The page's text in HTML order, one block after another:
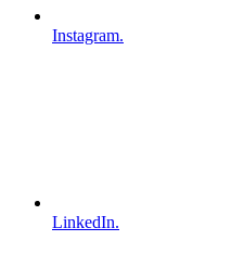
Instagram.
LinkedIn.